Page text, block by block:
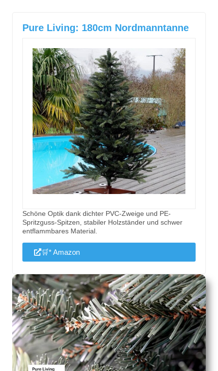
Pure Living: 180cm Nordmanntanne
Schöne Optik dank dichter PVC-Zweige und PE-
Spritzguss-Spitzen, stabiler Holzständer und schwer
entflammbares Material.
🛒* Amazon